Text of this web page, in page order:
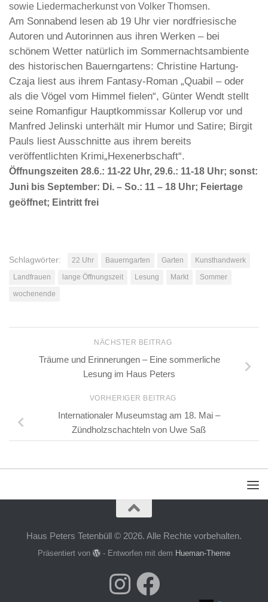
sowie Liedermacherkunst von Volker Thomsen.
Am Sonnabend lesen ab 19 Uhr vier nordfriesische
Autoren und Autorinnen aus ihren Werken – bei
schönem Wetter natürlich im Sommernachtsambiente
des historischen Bauerngartens: Christine Hartung-
Czaja liest aus ihrem Fantasy-Roman „Quabil – oder
als die Vögel vom Himmel fielen“, Günter Wendt stellt
seine Romanfigur Hauptkommissar Kollerup vor und
Manfred Jelinski unterhält mir Humor und Satire; Birgit
Pauls liest Ausschnitte aus ihrem bereits
veröffentlichten Krimi„Hexenerbschaft“.
Öffnungszeiten 28.6.: 11-22 Uhr, 29.6.: 11-18 Uhr; sonst:
Juni bis September: Di. – So.: 11 – 18 Uhr; Feiertage
geöffnet; Eintritt frei
Schlagwörter: 22 Uhr Bauerngarten Garten
Kunsthandwerk
Landfrauen
lange Öffnungszeit Lesung Markt
Sommer
wochenende
NÄCHSTER BEITRAG
Träume und Erinnerungen – Eine sommerliche
Lesung im Haus Peters
VORHERIGER BEITRAG
Internationaler Museumstag am 18. Mai –
Zündholzschachteln von Uwe Saß
Haus Peters Tetenbüll © 2026. Alle Rechte vorbehalten.
Präsentiert von - Entworfen mit dem Hueman-Theme